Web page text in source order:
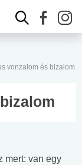
vonzalom és bizalom
mert: van egy